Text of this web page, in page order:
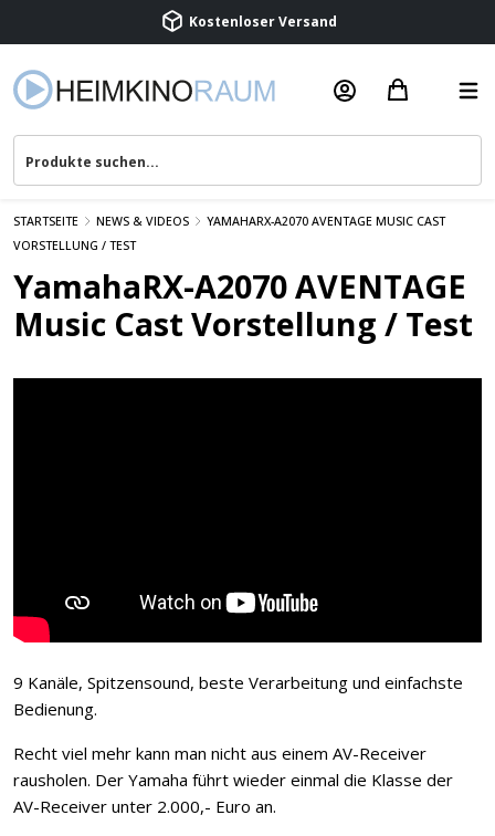
Kostenloser Versand
Beratung & Service
STARTSEITE NEWS & VIDEOS
YAMAHARX-A2070 AVENTAGE MUSIC CAST
VORSTELLUNG / TEST
YamahaRX-A2070 AVENTAGE
Music Cast Vorstellung / Test
9 Kanäle, Spitzensound, beste Verarbeitung und einfachste
Bedienung.
Recht viel mehr kann man nicht aus einem AV-Receiver
rausholen. Der Yamaha führt wieder einmal die Klasse der
AV-Receiver unter 2.000,- Euro an.